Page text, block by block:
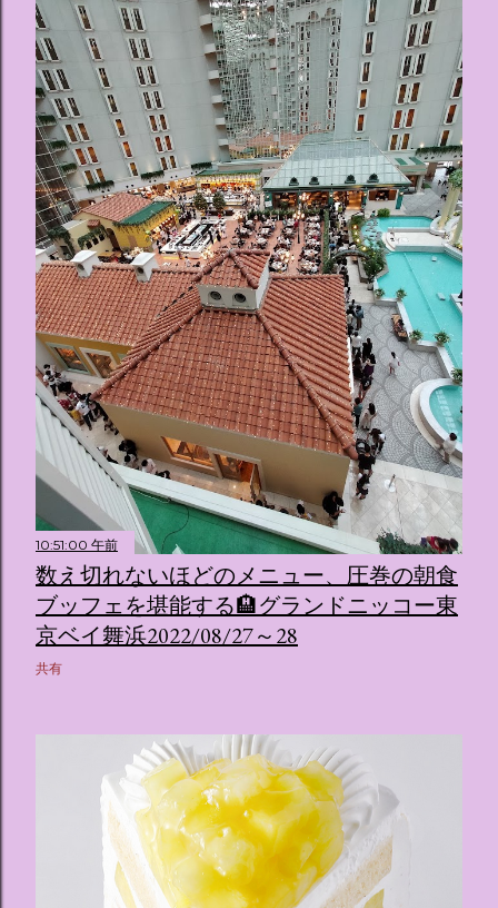
10:51:00 午前
数え切れないほどのメニュー、圧巻の朝食
ブッフェを堪能する🏨グランドニッコー東
京ベイ舞浜2022/08/27～28
共有